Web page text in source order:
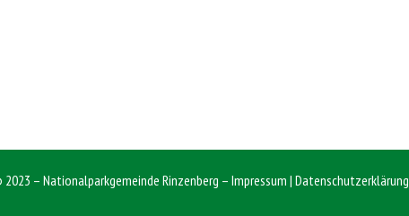
– Nationalparkgemeinde Rinzenberg – Impressum | Datenschutzerklärung